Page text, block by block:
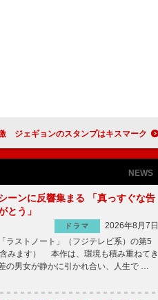
会にファン大感激 ジェギョンのスタンプはキスマーク
NEWS
ーンに反響集まる 「真っすぐな告
とう」
ドラマ
2026年8月7日
ストノート」（フジテレビ系）の第5
みます） 本作は、環境も積み重ねてき
の男女が静かに引かれ合い、人生で …